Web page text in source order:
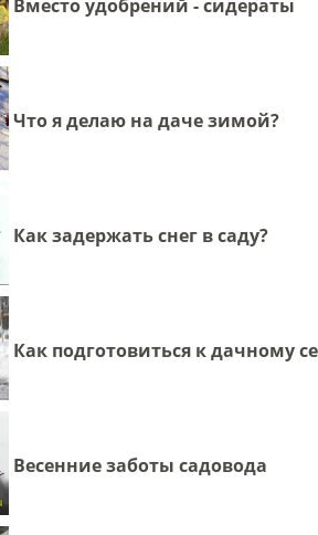
Вместо удобрений - сидераты
Что я делаю на даче зимой?
Как задержать снег в саду?
Как подготовиться к дачному
Весенние заботы садовода